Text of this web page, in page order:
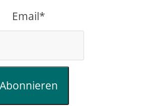
Email*
Abonnieren